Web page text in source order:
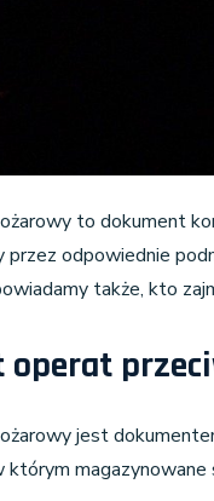
to dokument
przez odpowiednie
także, kto
operat
jest
którym